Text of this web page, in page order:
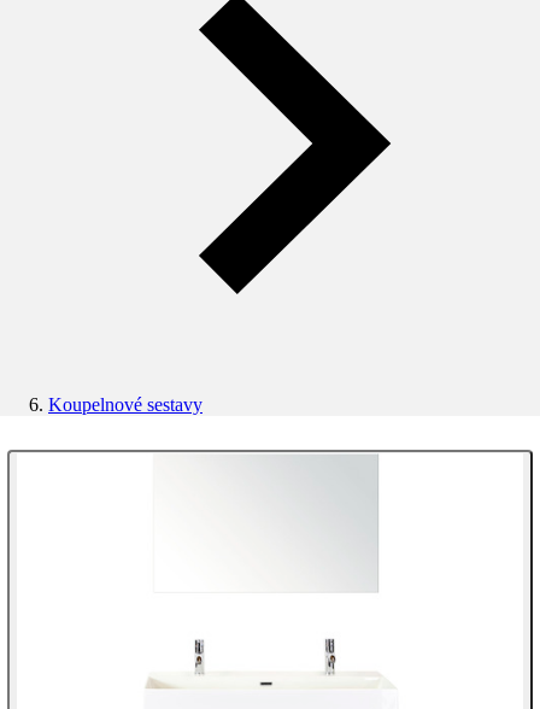
Koupelnové sestavy